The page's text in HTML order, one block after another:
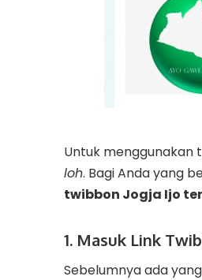
Untuk menggunakan
loh. Bagi Anda yang
twibbon Jogja Ijo
1. Masuk Link
Sebelumnya ada